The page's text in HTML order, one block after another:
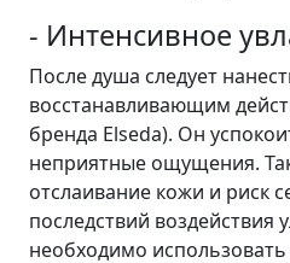
- Интенсивное
После душа следует
восстанавливающим
бренда Elseda). Он
неприятные ощущения.
отслаивание кожи и риск
последствий воздействия
необходимо